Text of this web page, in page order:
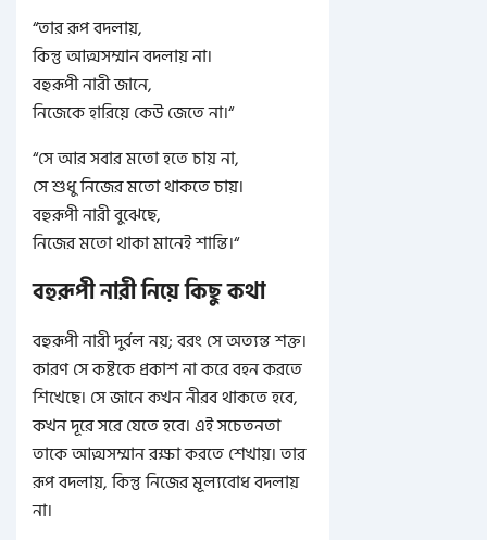
“তার রূপ বদলায়,
কিন্তু আত্মসম্মান বদলায় না।
বহুরূপী নারী জানে,
নিজেকে হারিয়ে কেউ জেতে না।“
“সে আর সবার মতো হতে চায় না,
সে শুধু নিজের মতো থাকতে চায়।
বহুরূপী নারী বুঝেছে,
নিজের মতো থাকা মানেই শান্তি।“
বহুরূপী নারী নিয়ে কিছু কথা
বহুরূপী নারী দুর্বল নয়; বরং সে অত্যন্ত শক্ত।
কারণ সে কষ্টকে প্রকাশ না করে বহন করতে
শিখেছে। সে জানে কখন নীরব থাকতে হবে,
কখন দূরে সরে যেতে হবে। এই সচেতনতা
তাকে আত্মসম্মান রক্ষা করতে শেখায়। তার
রূপ বদলায়, কিন্তু নিজের মূল্যবোধ বদলায়
না।